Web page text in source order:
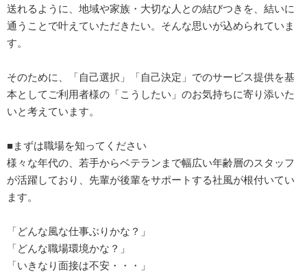
送れるように、地域や家族・大切な人との結びつきを、結いに
通うことで叶えていただきたい。そんな思いが込められていま
す。
そのために、「自己選択」「自己決定」でのサービス提供を基
本としてご利用者様の「こうしたい」のお気持ちに寄り添いた
いと考えています。
■まずは職場を知ってください
様々な年代の、若手からベテランまで幅広い年齢層のスタッフ
が活躍しており、先輩が後輩をサポートする社風が根付いてい
ます。
「どんな風な仕事ぶりかな？」
「どんな職場環境かな？」
「いきなり面接は不安・・・」